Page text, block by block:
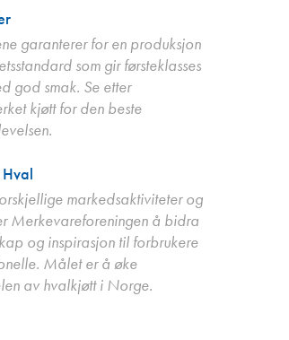
garanterer for en produksjon
som gir førsteklasses
god smak. Se etter
kjøtt for den beste
markedsaktiviteter og
Merkevareforeningen å bidra
og inspirasjon til forbrukere
Målet er å øke
av hvalkjøtt i Norge.